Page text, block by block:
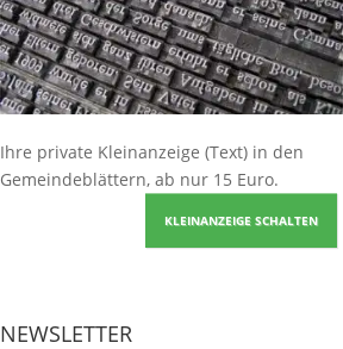
Ihre private Kleinanzeige (Text) in den
Gemeindeblättern, ab nur 15 Euro.
KLEINANZEIGE SCHALTEN
NEWSLETTER